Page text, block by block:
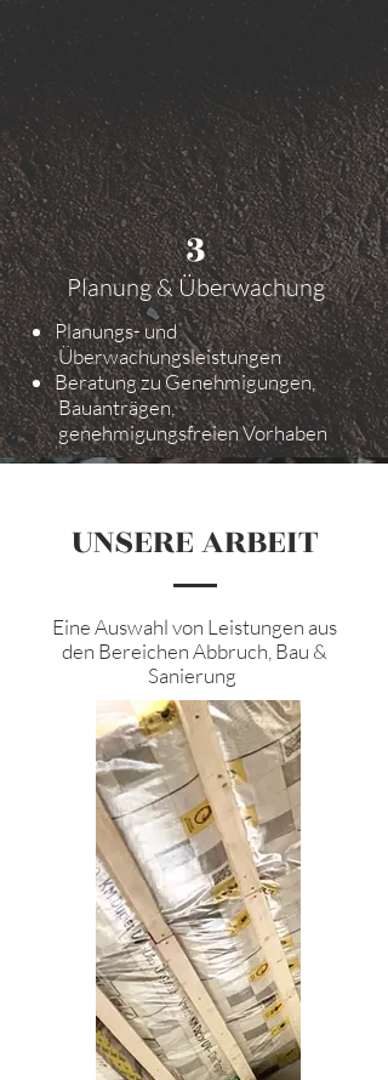
3
Planung & Überwachung
Planungs- und
Überwachungsleistungen
Beratung zu Genehmigungen,
Bauanträgen,
genehmigungsfreien Vorhaben
UNSERE ARBEIT
Eine Auswahl von Leistungen aus
den Bereichen Abbruch, Bau &
Sanierung